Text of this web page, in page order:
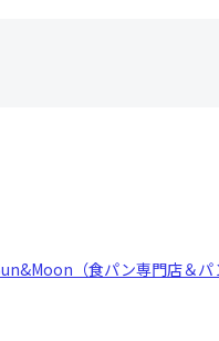
（食パン専門店＆パ